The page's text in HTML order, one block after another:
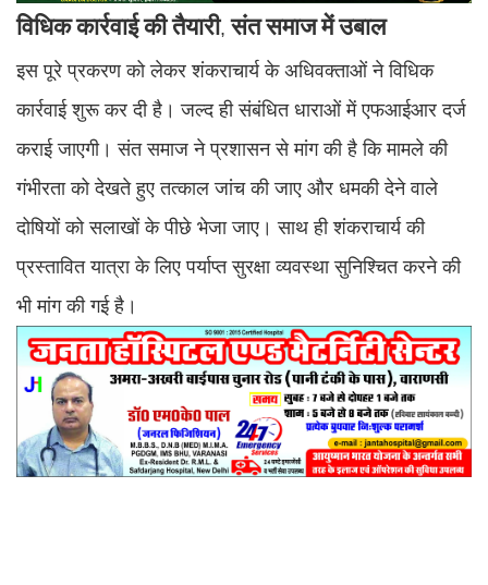
विधिक कार्रवाई की तैयारी,संत समाज में उबाल
इस पूरे प्रकरण को लेकर शंकराचार्य के अधिवक्ताओं ने विधिक
कार्रवाई शुरू कर दी है। जल्द ही संबंधित धाराओं में एफआईआर दर्ज
कराई जाएगी। संत समाज ने प्रशासन से मांग की है कि मामले की
गंभीरता को देखते हुए तत्काल जांच की जाए और धमकी देने वाले
दोषियों को सलाखों के पीछे भेजा जाए। साथ ही शंकराचार्य की
प्रस्तावित यात्रा के लिए पर्याप्त सुरक्षा व्यवस्था सुनिश्चित करने की
भी मांग की गई है।